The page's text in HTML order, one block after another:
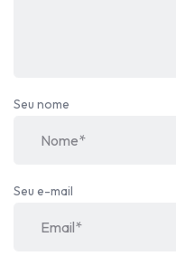
Seu nome
Seu e-mail